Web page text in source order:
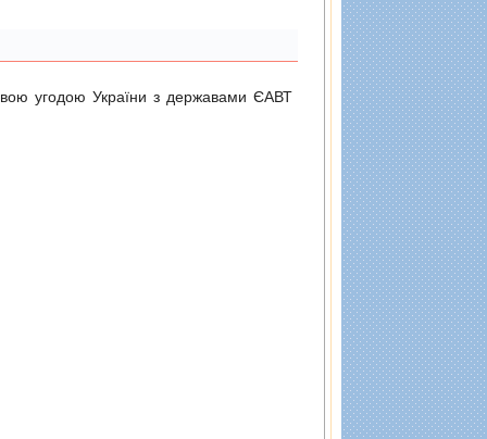
угодою України з державами ЄАВТ